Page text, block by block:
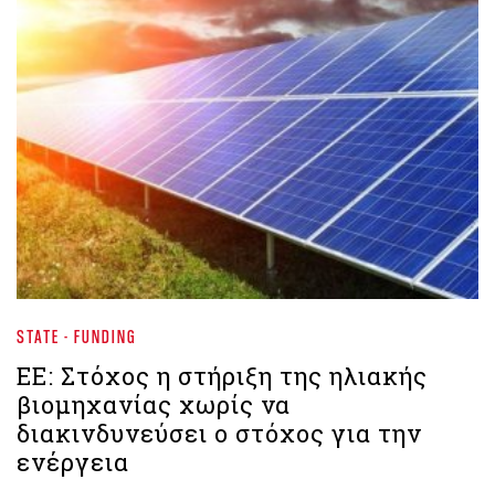
STATE - FUNDING
ΕΕ: Στόχος η στήριξη της ηλιακής
βιομηχανίας χωρίς να
διακινδυνεύσει ο στόχος για την
ενέργεια